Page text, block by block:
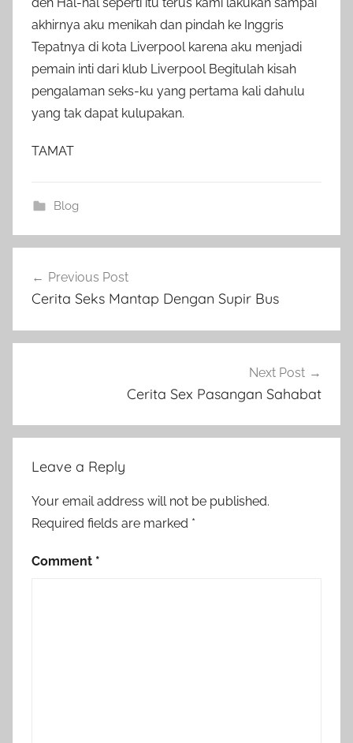
akhirnya aku menikah dan pindah ke Inggris
Tepatnya di kota Liverpool karena aku menjadi
pemain inti dari klub Liverpool Begitulah kisah
pengalaman seks-ku yang pertama kali dahulu
yang tak dapat kulupakan.
TAMAT
Blog
navigation
Previous Post
Cerita Seks Mantap Dengan Supir Bus
Next Post
Cerita Sex Pasangan Sahabat
Leave a Reply
Your email address will not be published.
Required fields are marked *
Comment *